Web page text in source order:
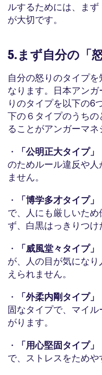
ルするためには、ま
が大切です。
5.まず自分の「
自分の怒りのタイプ
なります。日本アン
りのタイプを以下の6
下の６タイプのうち
ることがアンガーマネ
・ 「公明正大タイプ」
のためルール違反や
ません。
・ 「博学多才タイプ」
で、人にも厳しいた
ず、白黒はっきりつけ
・ 「威風堂々タイプ」
が、人の目が気にな
えられません。
・ 「外柔内剛タイプ」
固なタイプで、マイ
がります。
・ 「用心堅固タイプ」
で、ストレスをためや